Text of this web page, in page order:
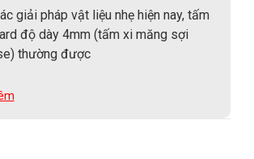
giải pháp vật liệu nhẹ hiện nay, tấm
độ dày 4mm (tấm xi măng sợi
thường được